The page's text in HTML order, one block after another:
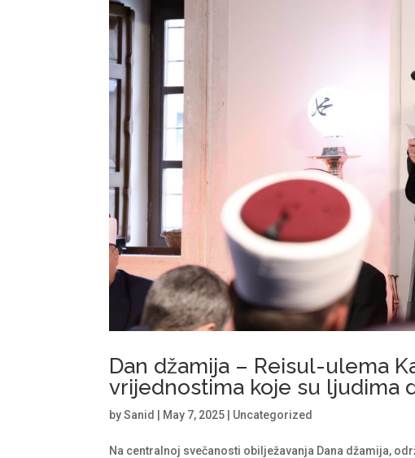
Dan džamija – Reisul-ulema
vrijednostima koje su ljudima
bySanid May 7, 2025 Uncategorized
Na centralnoj svečanosti obilježavanja Dana džamija,